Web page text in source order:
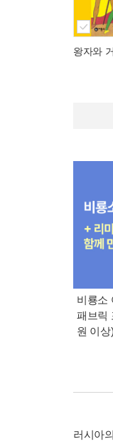
왕자와
비룡소
패브릭
원 이
러시아